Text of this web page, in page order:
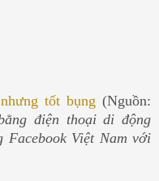
tốt bụng (Nguồn:
điện thoại di động
Facebook Việt Nam với